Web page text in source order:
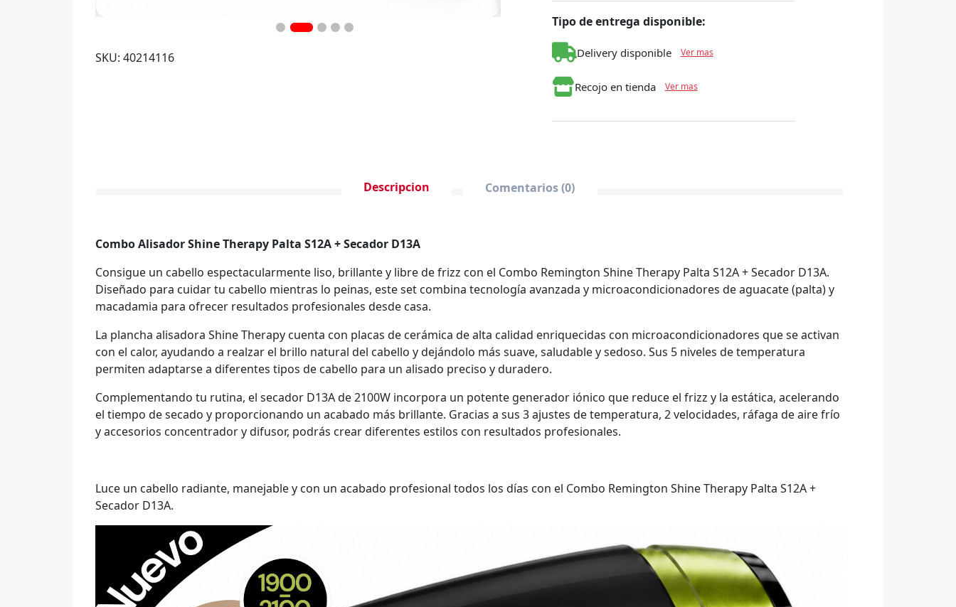
SKU: 40214116
Tipo de entrega disponible:
Delivery disponible Ver mas
Recojo en tienda Ver mas
Descripcion Comentarios (0)
Combo Alisador Shine Therapy Palta S12A + Secador D13A
Consigue un cabello espectacularmente liso, brillante y libre de frizz con el Combo Remington Shine Therapy Palta S12A + Secador D13A.
Diseñado para cuidar tu cabello mientras lo peinas, este set combina tecnología avanzada y microacondicionadores de aguacate (palta) y
macadamia para ofrecer resultados profesionales desde casa.
La plancha alisadora Shine Therapy cuenta con placas de cerámica de alta calidad enriquecidas con microacondicionadores que se activan
con el calor, ayudando a realzar el brillo natural del cabello y dejándolo más suave, saludable y sedoso. Sus 5 niveles de temperatura
permiten adaptarse a diferentes tipos de cabello para un alisado preciso y duradero.
Complementando tu rutina, el secador D13A de 2100W incorpora un potente generador iónico que reduce el frizz y la estática, acelerando
el tiempo de secado y proporcionando un acabado más brillante. Gracias a sus 3 ajustes de temperatura, 2 velocidades, ráfaga de aire frío
y accesorios concentrador y difusor, podrás crear diferentes estilos con resultados profesionales.
Luce un cabello radiante, manejable y con un acabado profesional todos los días con el Combo Remington Shine Therapy Palta S12A +
Secador D13A.